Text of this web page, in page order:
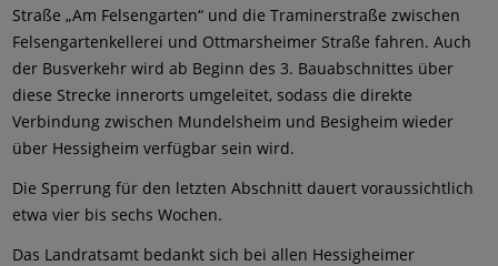
Straße „Am Felsengarten“ und die Traminerstraße zwischen
Felsengartenkellerei und Ottmarsheimer Straße fahren. Auch
der Busverkehr wird ab Beginn des 3. Bauabschnittes über
diese Strecke innerorts umgeleitet, sodass die direkte
Verbindung zwischen Mundelsheim und Besigheim wieder
über Hessigheim verfügbar sein wird.
Die Sperrung für den letzten Abschnitt dauert voraussichtlich
etwa vier bis sechs Wochen.
Das Landratsamt bedankt sich bei allen Hessigheimer